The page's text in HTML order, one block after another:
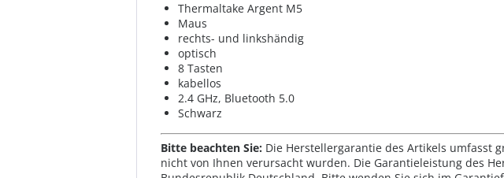
Thermaltake Argent M5
Maus
rechts- und linkshändig
optisch
8 Tasten
kabellos
2.4 GHz, Bluetooth 5.0
Schwarz
Bitte beachten Sie: Die Herstellergarantie des Artikels umfasst
nicht von Ihnen verursacht wurden. Die Garantieleistung des